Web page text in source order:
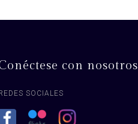
con nosotros
SOCIALES